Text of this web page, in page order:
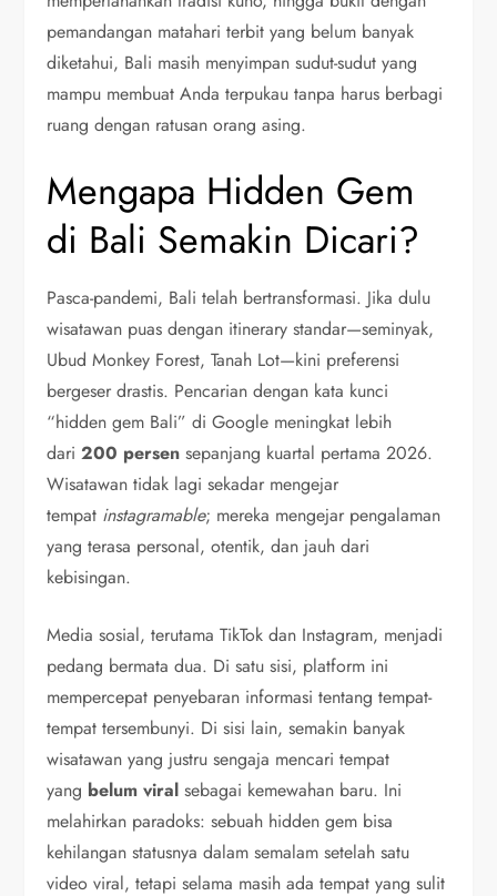
pemandangan matahari terbit yang belum banyak
diketahui, Bali masih menyimpan sudut-sudut yang
mampu membuat Anda terpukau tanpa harus berbagi
ruang dengan ratusan orang asing.
Mengapa Hidden Gem
di Bali Semakin Dicari?
Pasca-pandemi, Bali telah bertransformasi. Jika dulu
wisatawan puas dengan itinerary standar—seminyak,
Ubud Monkey Forest, Tanah Lot—kini preferensi
bergeser drastis. Pencarian dengan kata kunci
“hidden gem Bali” di Google meningkat lebih
dari200 persen sepanjang kuartal pertama 2026.
Wisatawan tidak lagi sekadar mengejar
tempat instagramable; mereka mengejar pengalaman
yang terasa personal, otentik, dan jauh dari
kebisingan.
Media sosial, terutama TikTok dan Instagram, menjadi
pedang bermata dua. Di satu sisi, platform ini
mempercepat penyebaran informasi tentang tempat-
tempat tersembunyi. Di sisi lain, semakin banyak
wisatawan yang justru sengaja mencari tempat
yang belum viral sebagai kemewahan baru. Ini
melahirkan paradoks: sebuah hidden gem bisa
kehilangan statusnya dalam semalam setelah satu
video viral, tetapi selama masih ada tempat yang sulit